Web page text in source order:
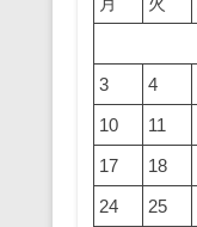
3
4
10
11
17
18
24
25